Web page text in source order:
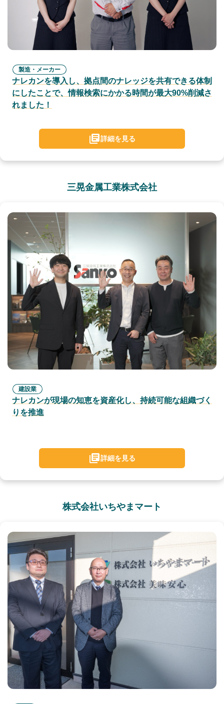
製造・メーカー
ナレカンを導入し、拠点間のナレッジを共有できる体制
にしたことで、情報検索にかかる時間が最大90%削減さ
れました！
詳細を見る
三晃金属工業株式会社
建設業
ナレカンが現場の知恵を資産化し、持続可能な組織づく
りを推進
詳細を見る
株式会社いちやまマート